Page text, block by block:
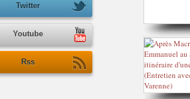
Twitter
Youtube
Rss